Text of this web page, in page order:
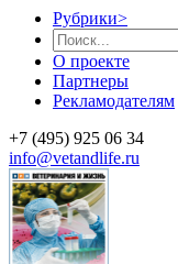
Рубрики>
О проекте
Партнеры
Рекламодателям
+7 (495) 925 06 34
info@vetandlife.ru